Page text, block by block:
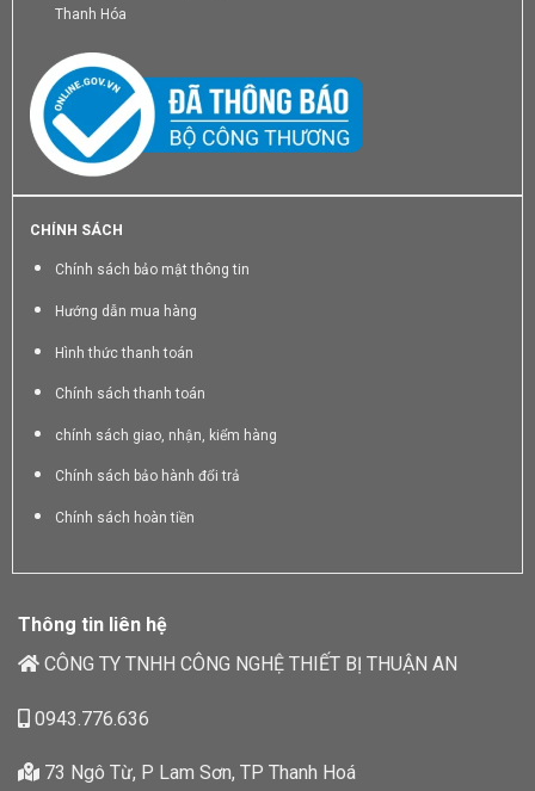
Thanh Hóa
CHÍNH SÁCH
Chính sách bảo mật thông tin
Hướng dẫn mua hàng
Hình thức thanh toán
Chính sách thanh toán
chính sách giao, nhận, kiểm hàng
Chính sách bảo hành đổi trả
Chính sách hoàn tiền
Thông tin liên hệ
CÔNG TY TNHH CÔNG NGHỆ THIẾT BỊ THUẬN AN
0943.776.636
73 Ngô Từ, P Lam Sơn, TP Thanh Hoá